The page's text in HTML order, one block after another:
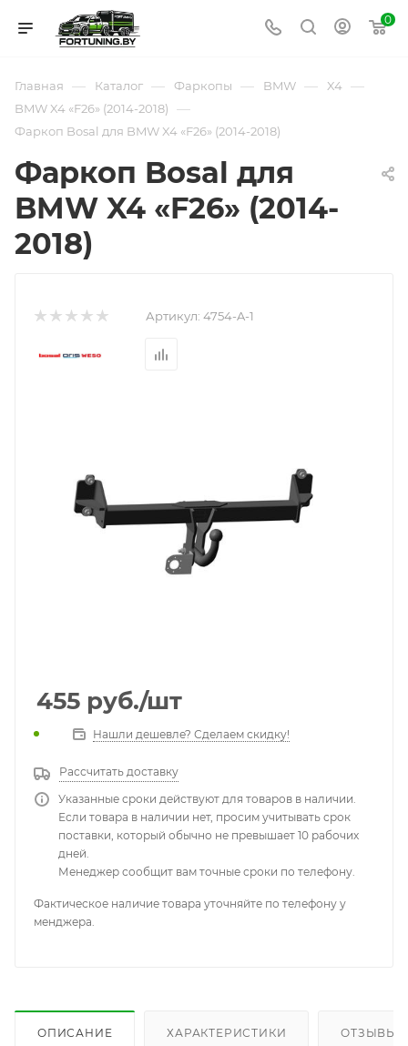
0
Главная — Каталог — Фаркопы — BMW — X4 —
BMW X4 «F26» (2014-2018) —
Фаркоп Bosal для BMW X4 «F26» (2014-2018)
Фаркоп Bosal для
BMW X4 «F26» (2014-
2018)
Артикул: 4754-A-1
455 руб./шт
Нашли дешевле? Сделаем скидку!
Рассчитать доставку
Указанные сроки действуют для товаров в наличии.
Если товара в наличии нет, просим учитывать срок
поставки, который обычно не превышает 10 рабочих
дней.
Менеджер сообщит вам точные сроки по телефону.
Фактическое наличие товара уточняйте по телефону у
менджера.
ОПИСАНИЕ ХАРАКТЕРИСТИКИ ОТЗЫВЫ